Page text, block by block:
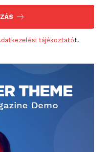
tájékoztatót.